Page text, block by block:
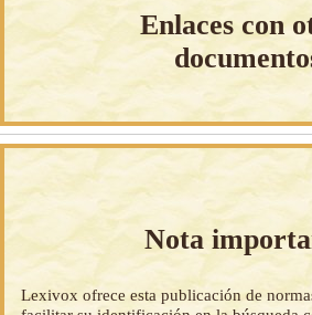
Enlaces con
Nota
Lexivox ofrece esta publicación de